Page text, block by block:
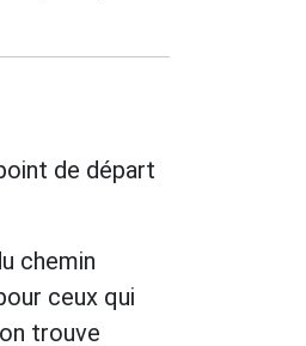
de départ
chemin
ceux qui
trouve